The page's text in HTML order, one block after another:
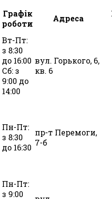
Графік
роботи
Адреса
Вт-Пт:
з 8:30
до 16:00
Сб: з
9:00 до
14:00
вул. Горького, 6,
кв. 6
Пн-Пт:
з 8:30
до 16:30
пр-т Перемоги,
7-б
Пн-Пт:
з 9:00